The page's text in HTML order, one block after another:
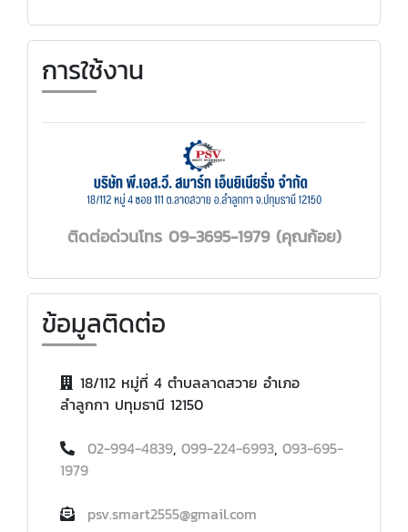
การใช้งาน
ติดต่อด่วนโทร 09-3695-1979(คุณก้อย)
ข้อมูลติดต่อ
18/112 หมู่ที่ 4 ตำบลลาดสวาย อำเภอ
ลำลูกกา ปทุมธานี 12150
02-994-4839, 099-224-6993, 093-695-
1979
psv.smart2555@gmail.com